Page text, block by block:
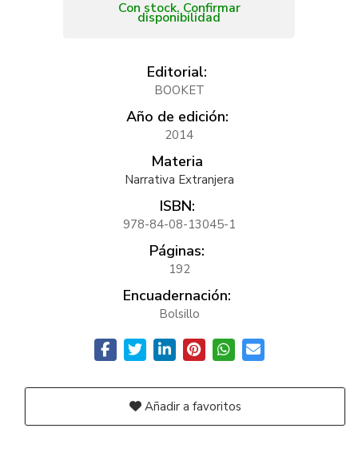
Con stock. Confirmar
disponibilidad
Editorial:
BOOKET
Año de edición:
2014
Materia
Narrativa Extranjera
ISBN:
978-84-08-13045-1
Páginas:
192
Encuadernación:
Bolsillo
Añadir a favoritos